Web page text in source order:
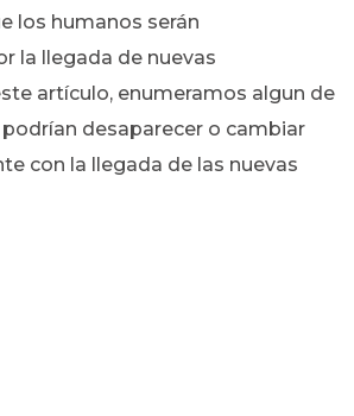
los humanos serán
la llegada de nuevas
artículo, enumeramos algun de
desaparecer o cambiar
con la llegada de las nuevas